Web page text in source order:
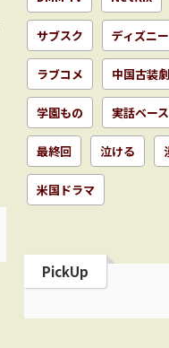
サブスク ディズニ
ラブコメ 中国古装劇
学園もの 実話ベース
最終回 泣ける
米国ドラマ
PickUp